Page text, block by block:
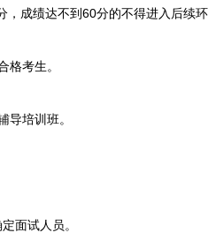
成绩达不到60分的不得进入后续环
考生。
培训班。
面试人员。